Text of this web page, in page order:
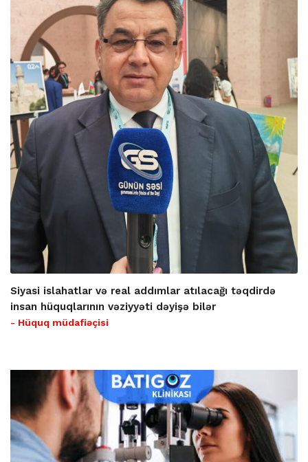
Siyasi islahatlar və real addımlar atılacağı təqdirdə
insan hüquqlarının vəziyyəti dəyişə bilər
- Hüquq müdafiəçisi